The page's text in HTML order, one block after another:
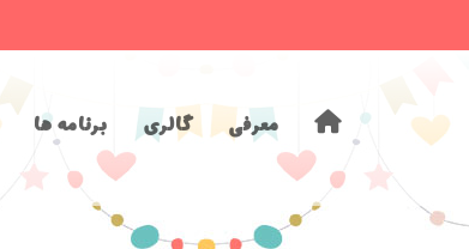
معرفی گالری برنامه ها